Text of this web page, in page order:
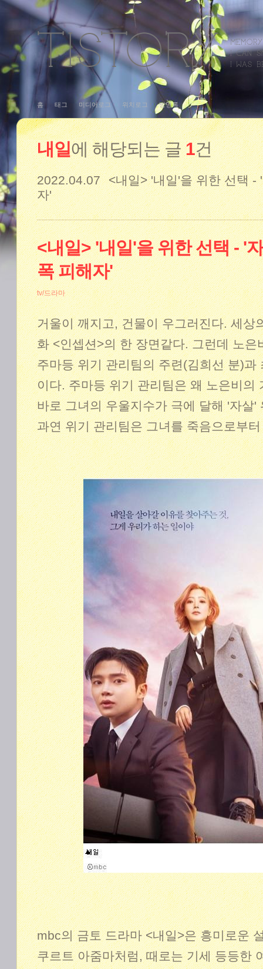
홈 태그 미디어로그 위치로그 방명록
내일에 해당되는 글1건
2022.04.07 <내일> '내일'을 위한 선택 -
자'
<내일> '내일'을 위한 선택 - '
폭 피해자'
tv/드라마
거울이 깨지고, 건물이 우그러진다. 세상
화 <인셉션>의 한 장면같다. 그런데 노
주마등 위기 관리팀의 주련(김희선 분)과
이다. 주마등 위기 관리팀은 왜 노은비의
바로 그녀의 우울지수가 극에 달해 '자살'
과연 위기 관리팀은 그녀를 죽음으로부
mbc의 금토 드라마 <내일>은 흥미로운
쿠르트 아줌마처럼, 때로는 기세 등등한